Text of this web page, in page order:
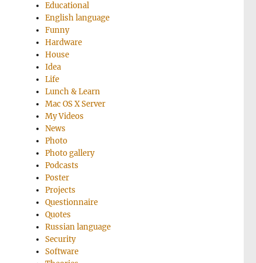
Educational
English language
Funny
Hardware
House
Idea
Life
Lunch & Learn
Mac OS X Server
My Videos
News
Photo
Photo gallery
Podcasts
Poster
Projects
Questionnaire
Quotes
Russian language
Security
Software